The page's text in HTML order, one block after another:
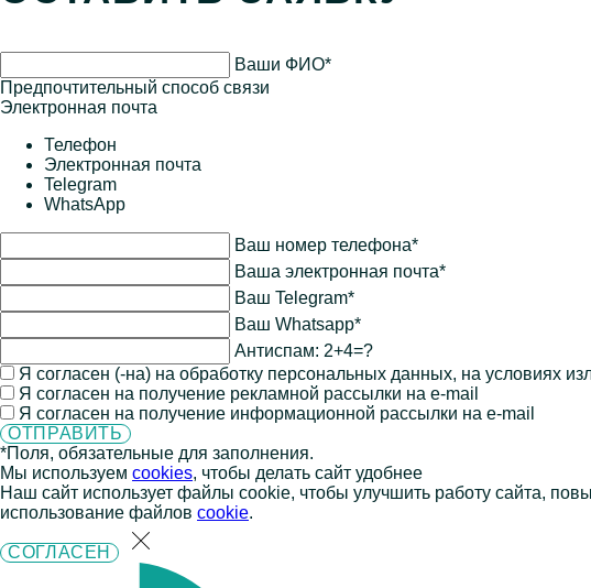
Ваши ФИО*
Предпочтительный способ связи
Электронная почта
Телефон
Электронная почта
Telegram
WhatsApp
Ваш номер телефона*
Ваша электронная почта*
Ваш Telegram*
Ваш Whatsapp*
Антиспам: 2+4=?
Я согласен (-на) на обработку персональных данных, на условиях
Я согласен на получение рекламной рассылки на e-mail
Я согласен на получение информационной рассылки на e-mail
*Поля, обязательные для заполнения.
Мы используем cookies, чтобы делать сайт удобнее
Наш сайт использует файлы cookie, чтобы улучшить работу сайта,
использование файлов cookie.
СОГЛАСЕН